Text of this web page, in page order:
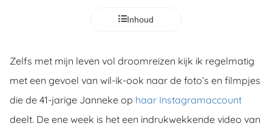
Inhoud
Zelfs met mijn leven vol droomreizen kijk ik regelmatig
met een gevoel van wil-ik-ook naar de foto’s en filmpjes
die de 41-jarige Janneke op haar Instagramaccount
deelt. De ene week is het een indrukwekkende video van
niet